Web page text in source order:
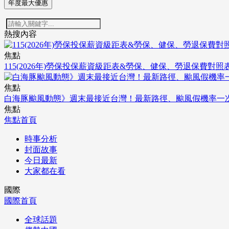
年度最大優惠
熱搜內容
焦點
115(2026年)勞保投保薪資級距表&勞保、健保、勞退保費對照
焦點
白海豚颱風動態》週末最接近台灣！最新路徑、颱風假機率一
焦點
焦點首頁
時事分析
封面故事
今日最新
大家都在看
國際
國際首頁
全球話題